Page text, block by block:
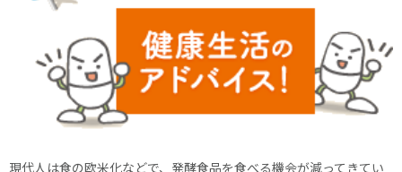
現代人は食の欧米化などで、発酵食品を食べる機会が減ってきてい